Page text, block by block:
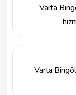
Varta
sağlamaktadır.
Varta